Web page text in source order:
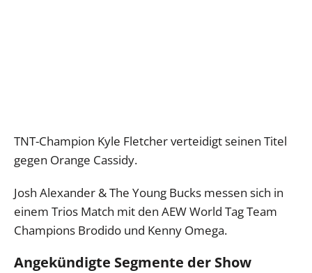
TNT-Champion Kyle Fletcher verteidigt seinen Titel
gegen Orange Cassidy.
Josh Alexander & The Young Bucks messen sich in
einem Trios Match mit den AEW World Tag Team
Champions Brodido und Kenny Omega.
Angekündigte Segmente der Show